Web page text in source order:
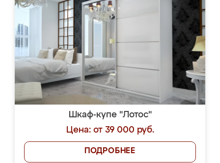
Шкаф-купе "Лотос"
Цена: от 39 000 руб.
ПОДРОБНЕЕ